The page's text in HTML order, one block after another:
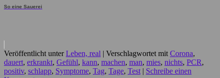
So eine Sauerei
Veröffentlicht unter Leben, real | Verschlagwortet mit Corona,
dauert, erkrankt, Gefühl, kann, machen, man, mies, nichts, PCR,
positiv, schlapp, Symptome, Tag, Tage, Test | Schreibe einen